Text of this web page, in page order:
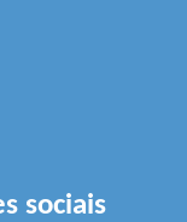
sociais